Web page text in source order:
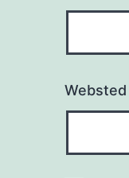
Websted